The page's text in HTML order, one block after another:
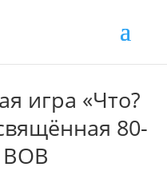
игра «Что?
80-
ВОВ